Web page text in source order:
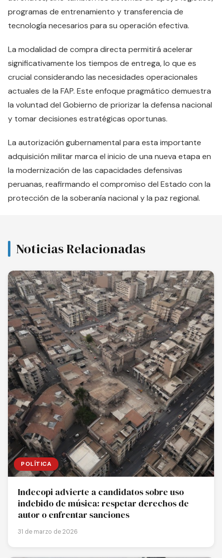
programas de entrenamiento y transferencia de
tecnología necesarios para su operación efectiva.
La modalidad de compra directa permitirá acelerar
significativamente los tiempos de entrega, lo que es
crucial considerando las necesidades operacionales
actuales de la FAP. Este enfoque pragmático demuestra
la voluntad del Gobierno de priorizar la defensa nacional
y tomar decisiones estratégicas oportunas.
La autorización gubernamental para esta importante
adquisición militar marca el inicio de una nueva etapa en
la modernización de las capacidades defensivas
peruanas, reafirmando el compromiso del Estado con la
protección de la soberanía nacional y la paz regional.
Noticias Relacionadas
POLÍTICA
Indecopi advierte a candidatos sobre uso
indebido de música: respetar derechos de
autor o enfrentar sanciones
31 de marzo de 2026